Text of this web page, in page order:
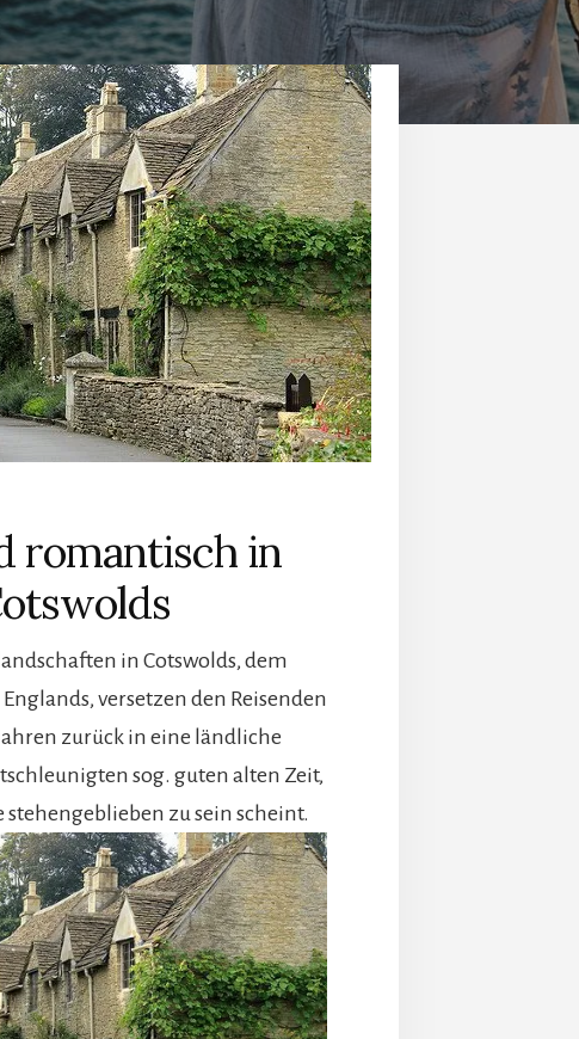
romantisch in
in Cotswolds, dem
versetzen den Reisenden
zurück in eine ländliche
sog. guten alten Zeit,
zu sein scheint.